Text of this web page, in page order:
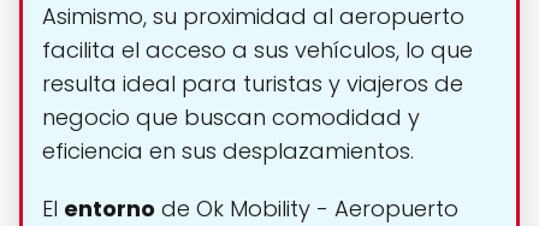
Asimismo, su proximidad al aeropuerto
facilita el acceso a sus vehículos, lo que
resulta ideal para turistas y viajeros de
negocio que buscan comodidad y
eficiencia en sus desplazamientos.
El entorno de Ok Mobility - Aeropuerto